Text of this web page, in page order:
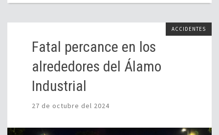
ACCIDENTES
Fatal percance en los
alrededores del Álamo
Industrial
27 de octubre del 2024